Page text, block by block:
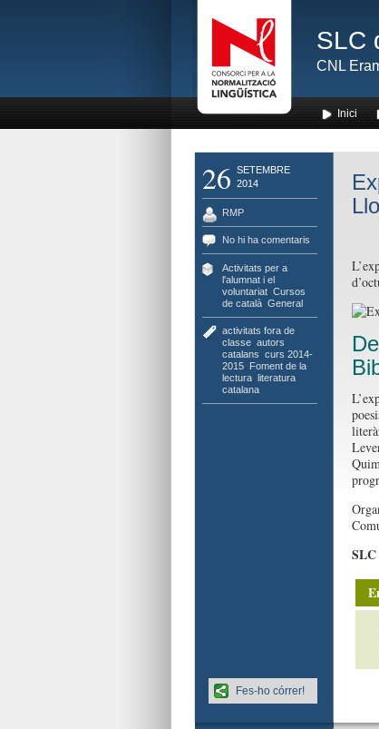
SLC
CNL
Inici
26 SETEMBRE
2014
RMP
No hi ha comentaris
Activitats per a
l'alumnat i el
voluntariat, Cursos
de català, General
activitats fora de
classe, autors
catalans curs 2014-
2015, Foment de la
lectura, literatura
catalana
Fes-ho córrer!